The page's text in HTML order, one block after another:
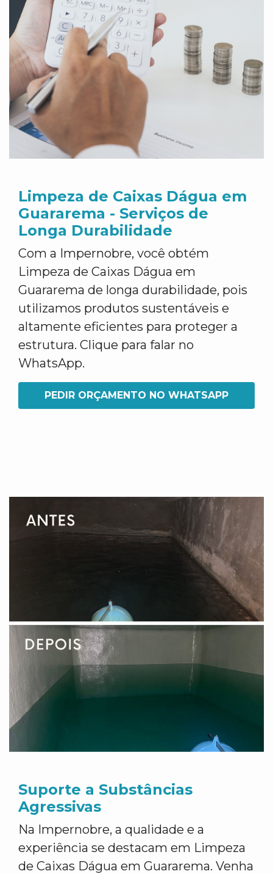
Limpeza de Caixas Dágua em
Guararema - Serviços de
Longa Durabilidade
Com a Impernobre, você obtém
Limpeza de Caixas Dágua em
Guararema de longa durabilidade, pois
utilizamos produtos sustentáveis e
altamente eficientes para proteger a
estrutura. Clique para falar no
WhatsApp.
PEDIR ORÇAMENTO NO WHATSAPP
Suporte a Substâncias
Agressivas
Na Impernobre, a qualidade e a
experiência se destacam em Limpeza
de Caixas Dágua em Guararema. Venha